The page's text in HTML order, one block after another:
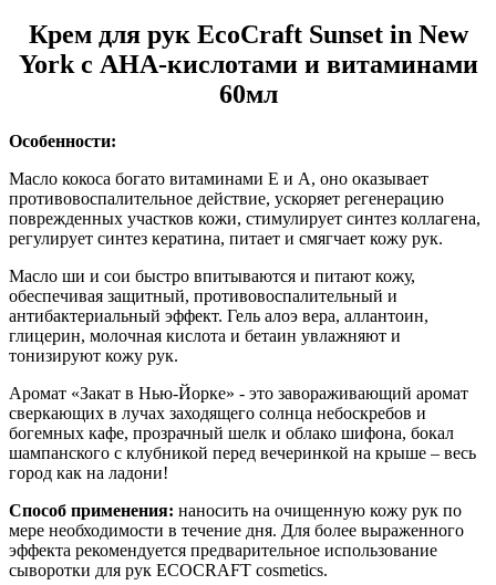
Крем для рук EcoCraft Sunset in New
York с АНА-кислотами и витаминами
60мл
Особенности:
Масло кокоса богато витаминами Е и А, оно оказывает
противовоспалительное действие, ускоряет регенерацию
поврежденных участков кожи, стимулирует синтез коллагена,
регулирует синтез кератина, питает и смягчает кожу рук.
Масло ши и сои быстро впитываются и питают кожу,
обеспечивая защитный, противовоспалительный и
антибактериальный эффект. Гель алоэ вера, аллантоин,
глицерин, молочная кислота и бетаин увлажняют и
тонизируют кожу рук.
Аромат «Закат в Нью-Йорке» - это завораживающий аромат
сверкающих в лучах заходящего солнца небоскребов и
богемных кафе, прозрачный шелк и облако шифона, бокал
шампанского с клубникой перед вечеринкой на крыше – весь
город как на ладони!
Способ применения: наносить на очищенную кожу рук по
мере необходимости в течение дня. Для более выраженного
эффекта рекомендуется предварительное использование
сыворотки для рук ECOCRAFT cosmetics.